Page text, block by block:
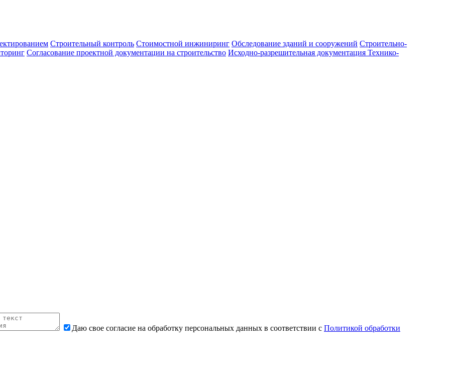
Строительный контроль Стоимостной инжиниринг Обследование зданий и сооружений Строительно-
Согласование проектной документации на строительство Исходно-разрешительная документация Технико-
Даю свое согласие на обработку персональных данных в соответствии с Политикой обработки